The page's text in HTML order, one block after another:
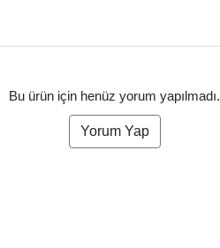
Bu ürün için henüz yorum yapılmadı.
Yorum Yap